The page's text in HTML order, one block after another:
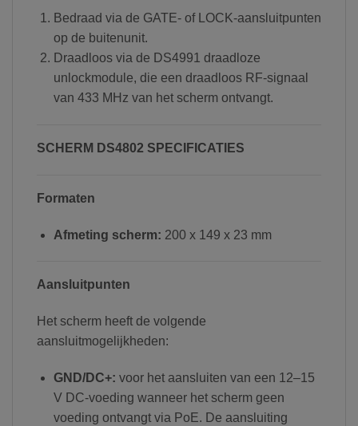
Bedraad via de GATE- of LOCK-aansluitpunten
op de buitenunit.
Draadloos via de DS4991 draadloze
unlockmodule, die een draadloos RF-signaal
van 433 MHz van het scherm ontvangt.
SCHERM DS4802 SPECIFICATIES
Formaten
Afmeting scherm: 200 x 149 x 23 mm
Aansluitpunten
Het scherm heeft de volgende
aansluitmogelijkheden:
GND/DC+: voor het aansluiten van een 12–15
V DC-voeding wanneer het scherm geen
voeding ontvangt via PoE. De aansluiting